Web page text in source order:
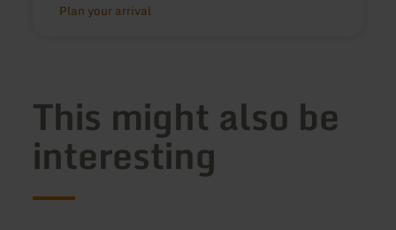
Plan your arrival
This might also be
interesting